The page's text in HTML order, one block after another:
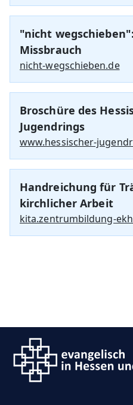
"nicht
Missbrauch
nicht-wegschieben.de
Broschüre des
Jugendrings
www.hessischer-
Handreichung für
kirchlicher Arbeit
kita.zentrumbildung-